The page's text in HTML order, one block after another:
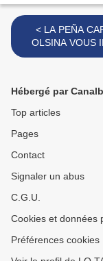
< LA PEÑA CARLOS
OLSINA VOUS
Hébergé par
Top articles
Pages
Contact
Signaler un abus
C.G.U.
Cookies et données
Préférences cookies